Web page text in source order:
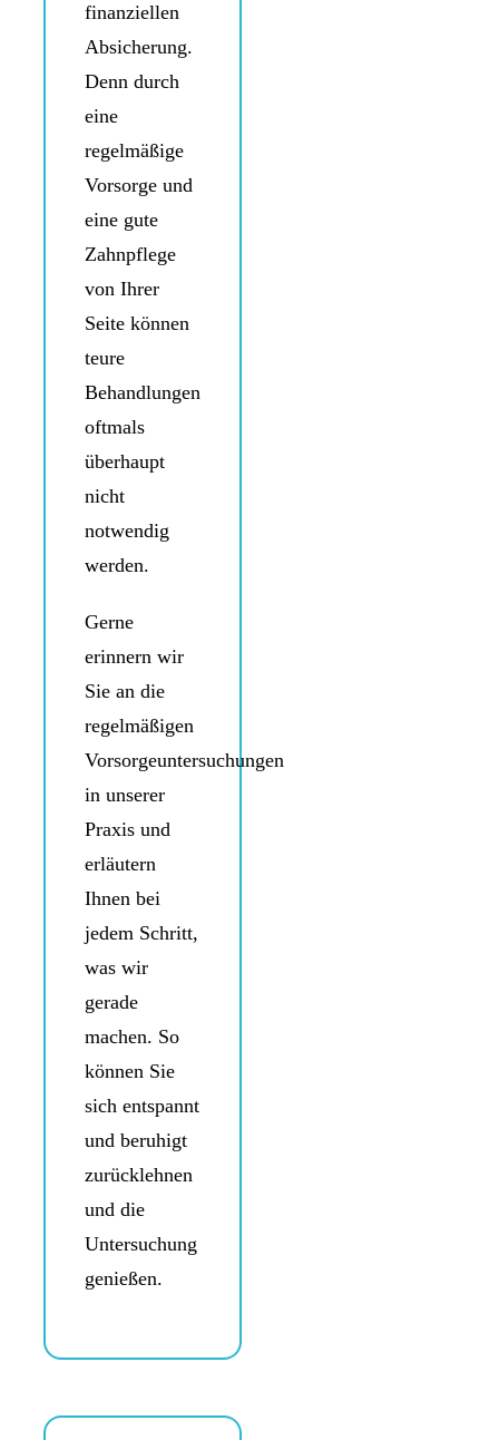
finanziellen
Absicherung.
Denn durch
eine
regelmäßige
Vorsorge und
eine gute
Zahnpflege
von Ihrer
Seite können
teure
Behandlungen
oftmals
überhaupt
nicht
notwendig
werden.
Gerne
erinnern wir
Sie an die
regelmäßigen
Vorsorgeuntersuchungen
in unserer
Praxis und
erläutern
Ihnen bei
jedem Schritt,
was wir
gerade
machen. So
können Sie
sich entspannt
und beruhigt
zurücklehnen
und die
Untersuchung
genießen.